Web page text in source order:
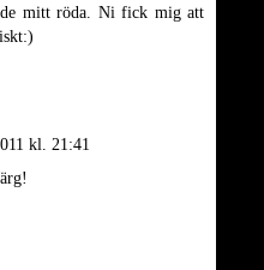
mitt röda. Ni fick mig att
kl. 21:41